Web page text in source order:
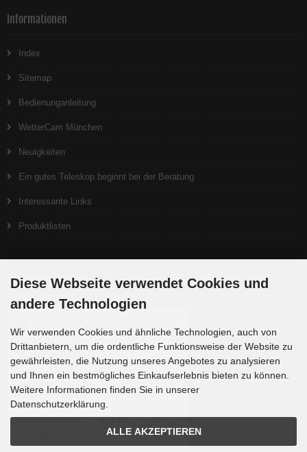
Informationen
Index
Sitemap
Bedienunganleitung
WetterCam München
Neuigkeiten
Ein gutes Teleskop beginnt bei der Beratung
Interessante Links
Produktlisten
Zahlungsmethoden
Diese Webseite verwendet Cookies und
andere Technologien
Wir verwenden Cookies und ähnliche Technologien, auch von
Drittanbietern, um die ordentliche Funktionsweise der Website zu
gewährleisten, die Nutzung unseres Angebotes zu analysieren
und Ihnen ein bestmögliches Einkaufserlebnis bieten zu können.
Weitere Informationen finden Sie in unserer
Datenschutzerklärung.
ALLE AKZEPTIEREN